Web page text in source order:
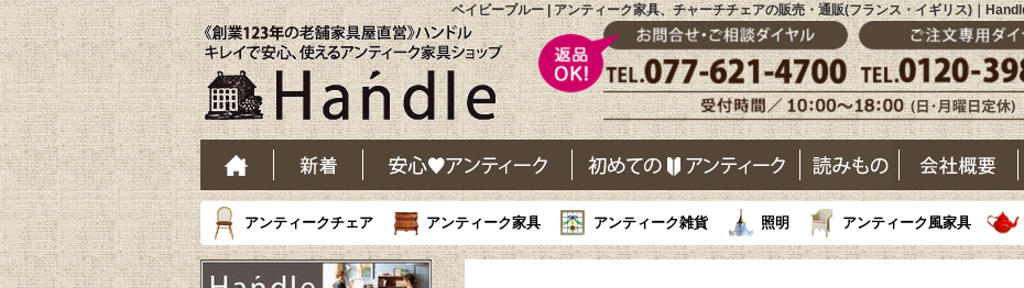
ベイビーブルー | アンティーク家具、チャーチチェアの販売・通販(フランス・イギリス)｜
アンティークチェア アンティーク家具 アンティーク雑貨 照明 アンティーク風家具